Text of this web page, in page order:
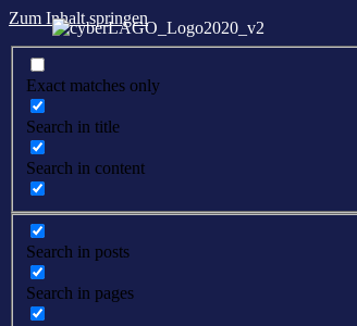
Zum Inhalt springen
Exact matches only
Search in title
Search in content
Search in posts
Search in pages